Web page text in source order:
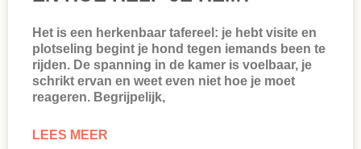
Het is een herkenbaar tafereel: je hebt visite en
plotseling begint je hond tegen iemands been te
rijden. De spanning in de kamer is voelbaar, je
schrikt ervan en weet even niet hoe je moet
reageren. Begrijpelijk,
LEES MEER